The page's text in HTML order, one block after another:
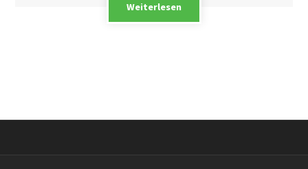
Weiterlesen